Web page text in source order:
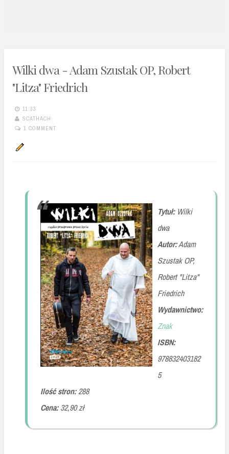
Wilki dwa - Adam Szustak OP, Robert
"Litza" Friedrich
11:33
SCATHACH
1 COMMENT
Tytuł:Wilki
dwa
Autor:Adam
Szustak OP,
Robert "Litza"
Friedrich
Wydawnictwo:
Znak
ISBN:
978832403182
5
Ilość stron:288
Cena:32,90 zł